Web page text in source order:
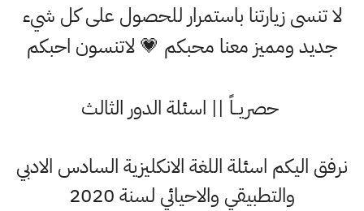
لا تنسى زيارتنا باستمرار للحصول على كل شيء
جديد ومميز معنا محبكم 💗 لاتنسون احبكم
حصريــاً || اسئلة الدور الثالث
نرفق اليكم اسئلة اللغة الانكليزية السادس الادبي
والتطبيقي والاحيائي لسنة 2020